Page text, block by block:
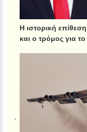
Η ιστορική
και ο τρόμος για